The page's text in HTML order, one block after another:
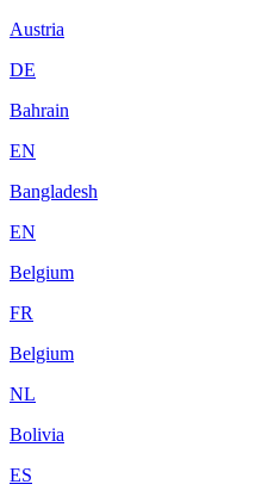
Austria
DE
Bahrain
EN
Bangladesh
EN
Belgium
FR
Belgium
NL
Bolivia
ES